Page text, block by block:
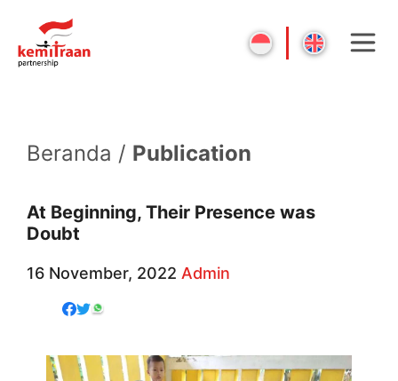
Beranda / Publication
At Beginning, Their Presence was
Doubt
16 November, 2022 Admin